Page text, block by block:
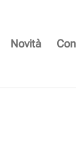
Novità